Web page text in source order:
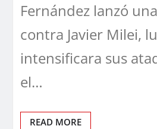
Fernández lanzó
contra Javier Milei,
intensificara sus
el…
READ MORE